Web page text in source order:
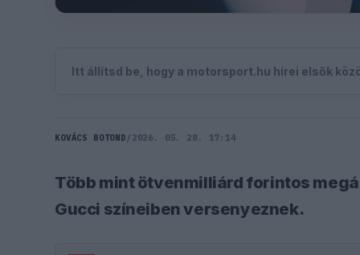
Itt állítsd be, hogy a motorsport.hu hírei elsők
KOVÁCS BOTOND / 2026. 05. 28. 17:14
Több mint ötvenmilliárd forintos
Gucci színeiben versenyeznek.